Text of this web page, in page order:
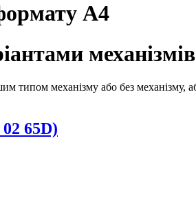
А4
типом механізму або без механізму,
65D)